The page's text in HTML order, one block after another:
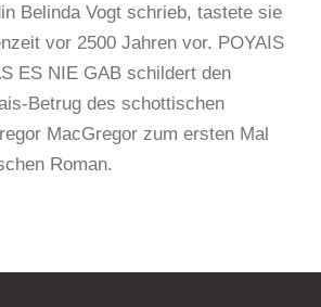
Belinda Vogt schrieb, tastete sie
vor 2500 Jahren vor. POYAIS
ES NIE GAB schildert den
Betrug des schottischen
MacGregor zum ersten Mal
Roman.